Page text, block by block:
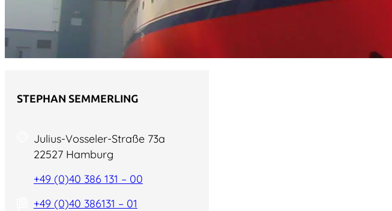
STEPHAN SEMMERLING
Julius-Vosseler-Straße 73a
22527 Hamburg
+49 (0)40 386 131 – 00
+49 (0)40 386131 – 01